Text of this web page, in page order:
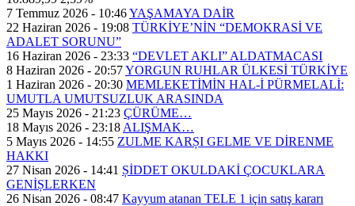
7 Temmuz 2026 - 10:46YAŞAMAYA DAİR
22 Haziran 2026 - 19:08 TÜRKİYE’NİN “DEMOKRASİ VE
ADALET SORUNU”
16 Haziran 2026 - 23:33 “DEVLET AKLI” ALDATMACASI
8 Haziran 2026 - 20:57YORGUN RUHLAR ÜLKESİ TÜRKİYE
1 Haziran 2026 - 20:30 MEMLEKETİMİN HAL-İ PÜRMELALİ:
UMUTLA UMUTSUZLUK ARASINDA
25 Mayıs 2026 - 21:23 ÇÜRÜME…
18 Mayıs 2026 - 23:18 ALIŞMAK…
5 Mayıs 2026 - 14:55 ZULME KARȘI GELME VE DİRENME
HAKKI
27 Nisan 2026 - 14:41 ȘİDDET OKULDAKİ ÇOCUKLARA
GENİȘLERKEN
26 Nisan 2026 - 08:47 Kayyum atanan TELE 1 için satış kararı